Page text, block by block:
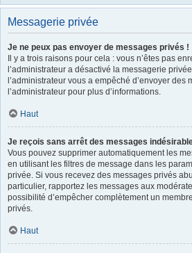
Messagerie privée
Je ne peux pas envoyer de messages privés !
Il y a trois raisons pour cela : vous n’êtes pas
l’administrateur a désactivé la messagerie
l’administrateur vous a empêché d’envoyer des
l’administrateur pour plus d’informations.
Haut
Je reçois sans arrêt des messages
Vous pouvez supprimer automatiquement les
en utilisant les filtres de message dans les
privée. Si vous recevez des messages privés
particulier, rapportez les messages aux
possibilité d’empêcher complètement un
privés.
Haut